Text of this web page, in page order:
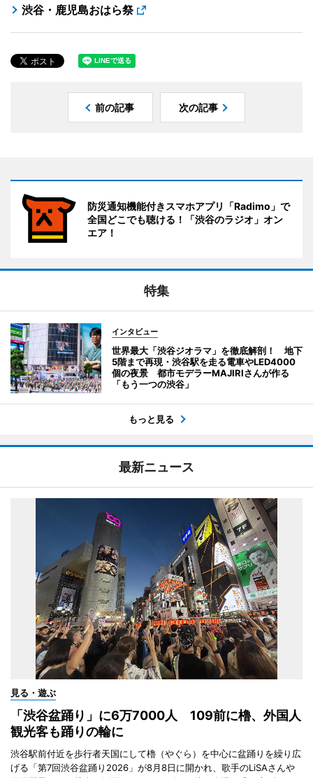
渋谷・鹿児島おはら祭
前の記事 次の記事
防災通知機能付きスマホアプリ「Radimo」で
全国どこでも聴ける！「渋谷のラジオ」オン
エア！
特集
インタビュー
世界最大「渋谷ジオラマ」を徹底解剖！ 地下
5階まで再現・渋谷駅を走る電車やLED4000
個の夜景 都市モデラーMAJIRIさんが作る
「もう一つの渋谷」
もっと見る
最新ニュース
見る・遊ぶ
「渋谷盆踊り」に6万7000人 109前に櫓、外国人
観光客も踊りの輪に
渋谷駅前付近を歩行者天国にして櫓（やぐら）を中心に盆踊りを繰り広
げる「第7回渋谷盆踊り2026」が8月8日に開かれ、歌手のLiSAさんや